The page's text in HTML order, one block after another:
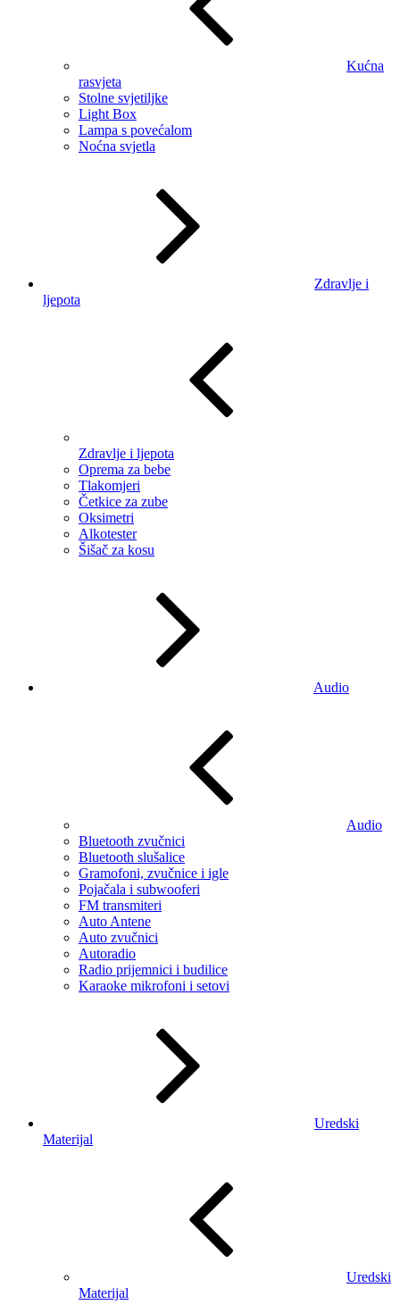
Kućna
rasvjeta
Stolne svjetiljke
Light Box
Lampa s povećalom
Noćna svjetla
Zdravlje i
ljepota
Zdravlje i ljepota
Oprema za bebe
Tlakomjeri
Četkice za zube
Oksimetri
Alkotester
Šišač za kosu
Audio
Audio
Bluetooth zvučnici
Bluetooth slušalice
Gramofoni, zvučnice i igle
Pojačala i subwooferi
FM transmiteri
Auto Antene
Auto zvučnici
Autoradio
Radio prijemnici i budilice
Karaoke mikrofoni i setovi
Uredski
Materijal
Uredski
Materijal